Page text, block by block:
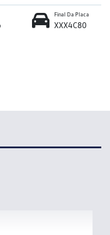
Final Da Placa
XXX4C80